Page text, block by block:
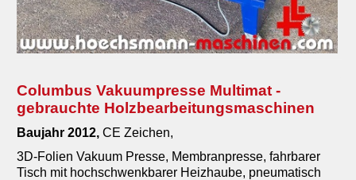
Pressen
Brikettpressen
Kantenpressen
Rahmenpressen
Sonderpressen
Columbus Vakuumpresse Multimat -
gebrauchte Holzbearbeitungsmaschinen
Baujahr 2012, CE Zeichen,
3D-Folien Vakuum Presse, Membranpresse, fahrbarer
Tisch mit hochschwenkbarer Heizhaube, pneumatisch